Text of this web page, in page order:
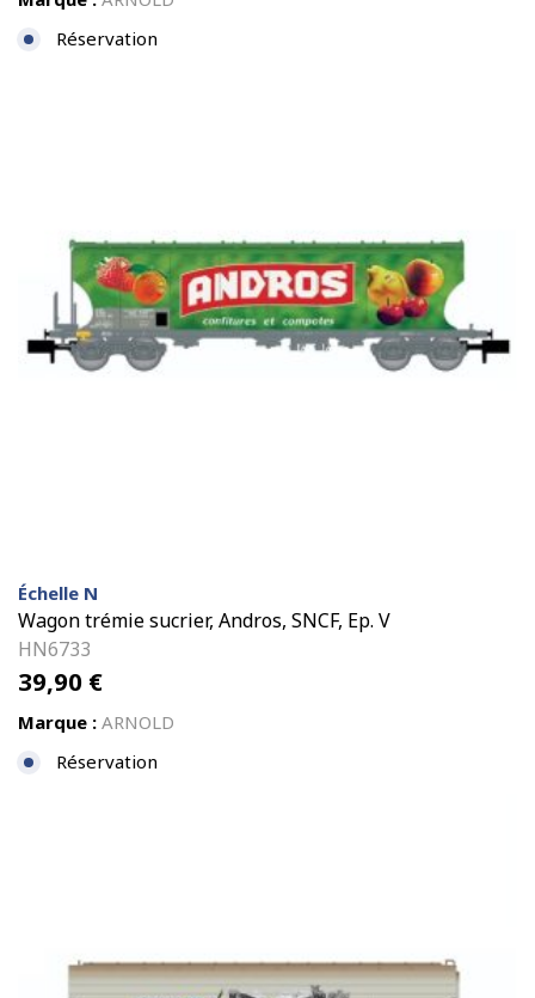
Réservation
Échelle N
Wagon trémie sucrier, Andros, SNCF, Ep. V
HN6733
39,90 €
Marque : ARNOLD
Réservation